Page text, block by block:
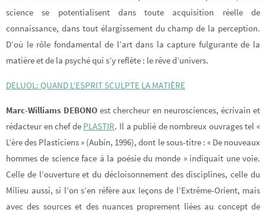
science se potentialisent dans toute acquisition réelle de
connaissance, dans tout élargissement du champ de la perception.
D’où le rôle fondamental de l’art dans la capture fulgurante de la
matière et de la psyché qui s’y reflète : le rêve d’univers.
DELUOL: QUAND L’ESPRIT SCULPTE LA MATIÈRE
Marc-Williams DEBONO est chercheur en neurosciences, écrivain et
rédacteur en chef de PLASTIR. Il a publié de nombreux ouvrages tel «
L’ère des Plasticiens » (Aubin, 1996), dont le sous-titre : « De nouveaux
hommes de science face à la poésie du monde » indiquait une voie.
Celle de l’ouverture et du décloisonnement des disciplines, celle du
Milieu aussi, si l’on s’en réfère aux leçons de l’Extrême-Orient, mais
avec des sources et des nuances proprement liées au concept de